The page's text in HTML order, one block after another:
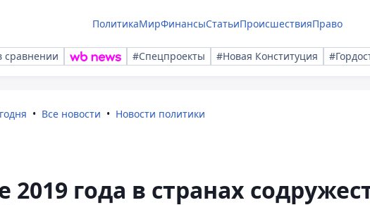
ПолитикаМирФинансыСтатьиПроисшествияПраво
сравнении #Спецпроекты #Новая Конституция
Все новости Новости политики
года в странах